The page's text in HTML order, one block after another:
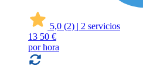
5,0 (2) | 2 servicios
13 50 €
por hora